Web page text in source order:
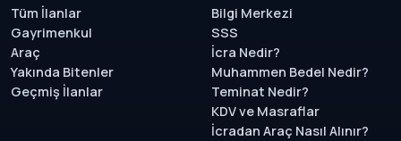
Tüm İlanlar
Gayrimenkul
Araç
Yakında Bitenler
Geçmiş İlanlar
Bilgi Merkezi
SSS
İcra Nedir?
Muhammen Bedel Nedir?
Teminat Nedir?
KDV ve Masraflar
İcradan Araç Nasıl Alınır?